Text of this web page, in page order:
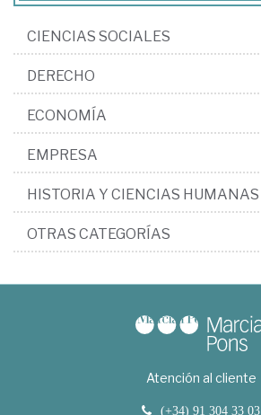
CIENCIAS SOCIALES
DERECHO
ECONOMÍA
EMPRESA
HISTORIA Y CIENCIAS HUMANAS
OTRAS CATEGORÍAS
Atención al cliente
(+34) 91 304 33 03